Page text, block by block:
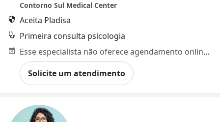
Contorno Sul Medical Center
Aceita Pladisa
Primeira consulta psicologia
Esse especialista não oferece agendamento online para esse endereço.
Solicite um atendimento